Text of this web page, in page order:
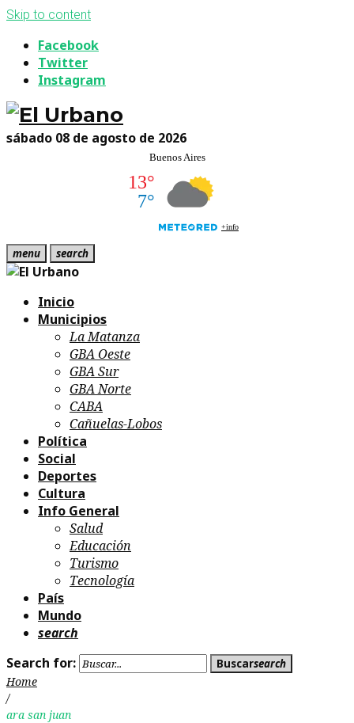
Skip to content
Facebook
Twitter
Instagram
sábado 08 de agosto de 2026
menu search
Inicio
Municipios
La Matanza
GBA Oeste
GBA Sur
GBA Norte
CABA
Cañuelas-Lobos
Política
Social
Deportes
Cultura
Info General
Salud
Educación
Turismo
Tecnología
País
Mundo
search
Search for:
Buscarsearch
Home
/
ara san juan